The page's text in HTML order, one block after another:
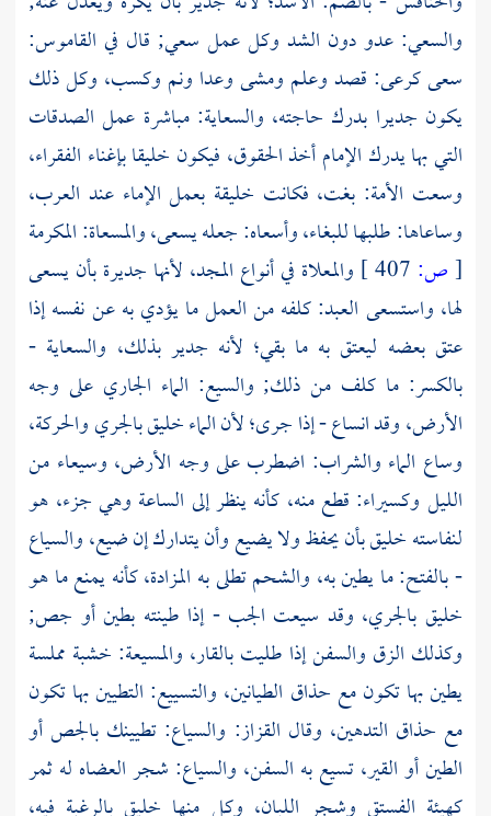
والسعي: عدو دون الشد وكل عمل سعي; قال في القاموس:
سعى كرعى: قصد وعلم ومشى وعدا ونم وكسب، وكل ذلك
يكون جديرا بدرك حاجته، والسعاية: مباشرة عمل الصدقات
التي بها يدرك الإمام أخذ الحقوق، فيكون خليقا بإغناء الفقراء،
وسعت الأمة: بغت، فكانت خليقة بعمل الإماء عند العرب،
وساعاها: طلبها للبغاء، وأسعاه: جعله يسعى، والمسعاة: المكرمة
[ص:
والمعلاة في أنواع المجد، لأنها جديرة بأن يسعى
لها، واستسعى العبد: كلفه من العمل ما يؤدي به عن نفسه إذا
عتق بعضه ليعتق به ما بقي؛ لأنه جدير بذلك، والسعاية -
بالكسر: ما كلف من ذلك; والسيع: الماء الجاري على وجه
الأرض، وقد انساع - إذا جرى؛ لأن الماء خليق بالجري والحركة،
وساع الماء والشراب: اضطرب على وجه الأرض، وسيعاء من
الليل وكسيراء: قطع منه، كأنه ينظر إلى الساعة وهي جزء، هو
لنفاسته خليق بأن يحفظ ولا يضيع وأن يتدارك إن ضيع، والسياع
- بالفتح: ما يطين به، والشحم تطلى به المزادة، كأنه يمنع ما هو
خليق بالجري، وقد سيعت الجب - إذا طينته بطين أو جص;
وكذلك الزق والسفن إذا طليت بالقار، والمسيعة: خشبة مملسة
يطين بها تكون مع حذاق الطيانين، والتسييع: التطيين بها تكون
مع حذاق التدهين، وقال القزاز: والسياع: تطيينك بالجص أو
الطين أو القير، تسيع به السفن، والسياع: شجر العضاه له ثمر